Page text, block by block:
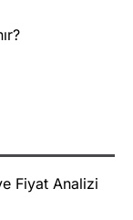
Fiyat Analizi